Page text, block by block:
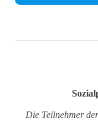
Die Teilnehmer